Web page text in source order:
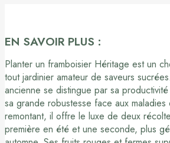
EN SAVOIR PLUS :
Planter un framboisier Héritage est un
tout jardinier amateur de saveurs
ancienne se distingue par sa
sa grande robustesse face aux maladies
remontant, il offre le luxe de deux
première en été et une seconde, plus